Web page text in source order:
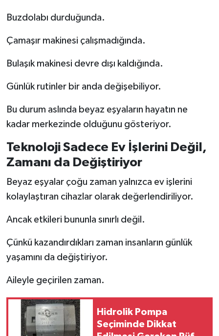
Buzdolabı durduğunda.
Çamaşır makinesi çalışmadığında.
Bulaşık makinesi devre dışı kaldığında.
Günlük rutinler bir anda değişebiliyor.
Bu durum aslında beyaz eşyaların hayatın ne
kadar merkezinde olduğunu gösteriyor.
Teknoloji Sadece Ev İşlerini Değil,
Zamanı da Değiştiriyor
Beyaz eşyalar çoğu zaman yalnızca ev işlerini
kolaylaştıran cihazlar olarak değerlendiriliyor.
Ancak etkileri bununla sınırlı değil.
Çünkü kazandırdıkları zaman insanların günlük
yaşamını da değiştiriyor.
Aileyle geçirilen zaman.
Hidrolik Pompa
Seçiminde Dikkat